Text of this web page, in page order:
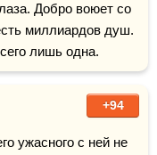
Добро воюет со
миллиардов душ.
лишь одна.
+94
ужасного с ней не